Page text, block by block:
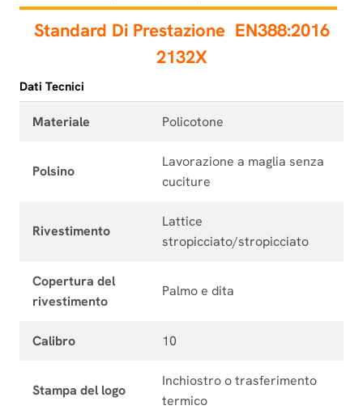
Standard Di Prestazione EN388:2016
2132X
Dati Tecnici
Materiale Policotone
Polsino
Lavorazione a maglia senza
cuciture
Rivestimento
Lattice
stropicciato/stropicciato
Copertura del
rivestimento
Palmo e dita
Calibro 10
Stampa del logo
Inchiostro o trasferimento
termico